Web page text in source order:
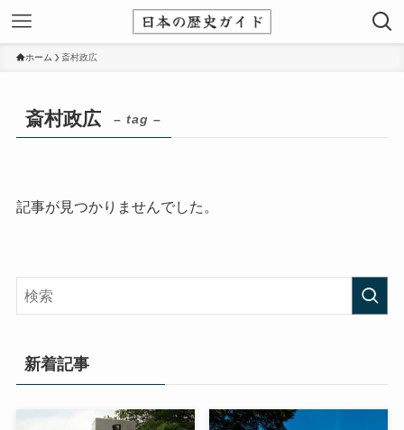
ホーム 斎村政広
斎村政広 – tag –
記事が見つかりませんでした。
新着記事